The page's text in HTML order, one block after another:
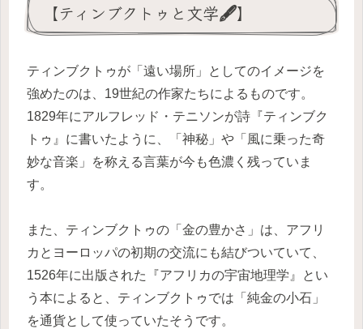
【ティンブクトゥと文学🖋️】
ティンブクトゥが「遠い場所」としてのイメージを
強めたのは、19世紀の作家たちによるものです。
1829年にアルフレッド・テニソンが詩『ティンブク
トゥ』に書いたように、「神秘」や「風に乗った奇
妙な音楽」を称える言葉が今も色濃く残っていま
す。
また、ティンブクトゥの「金の豊かさ」は、アフリ
カとヨーロッパの初期の交流にも結びついていて、
1526年に出版された『アフリカの宇宙地理学』とい
う本によると、ティンブクトゥでは「純金の小石」
を通貨として使っていたそうです。